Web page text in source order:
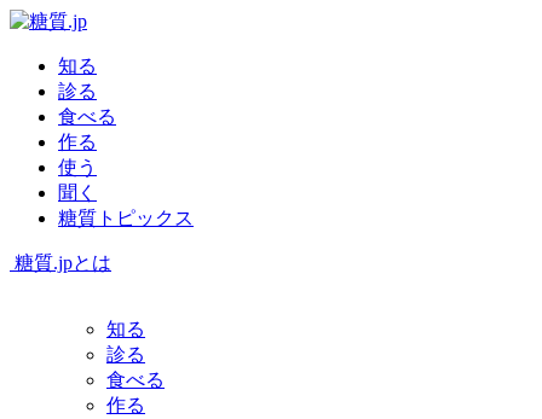
知る
診る
食べる
作る
使う
聞く
糖質トピックス
糖質.jpとは
知る
診る
食べる
作る